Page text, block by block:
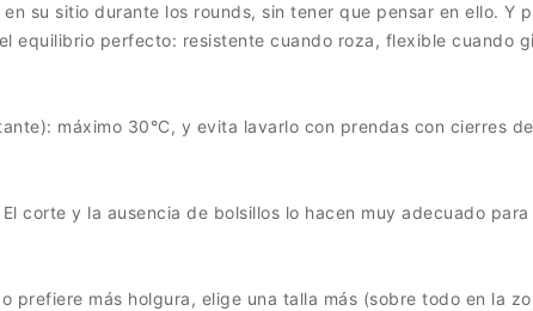
su sitio durante los rounds, sin tener que pensar en ello.
equilibrio perfecto: resistente cuando roza, flexible cuando
máximo 30°C, y evita lavarlo con prendas con cierres
corte y la ausencia de bolsillos lo hacen muy adecuado para
prefiere más holgura, elige una talla más (sobre todo en la